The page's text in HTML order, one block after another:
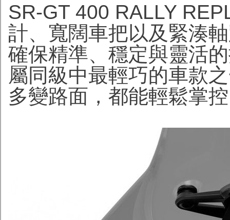
SR-GT 400 RALLY
計、寬闊車把以及緊湊
確保精準、穩定與靈活
屬同級中最輕巧的車款
多變路面，都能輕鬆掌